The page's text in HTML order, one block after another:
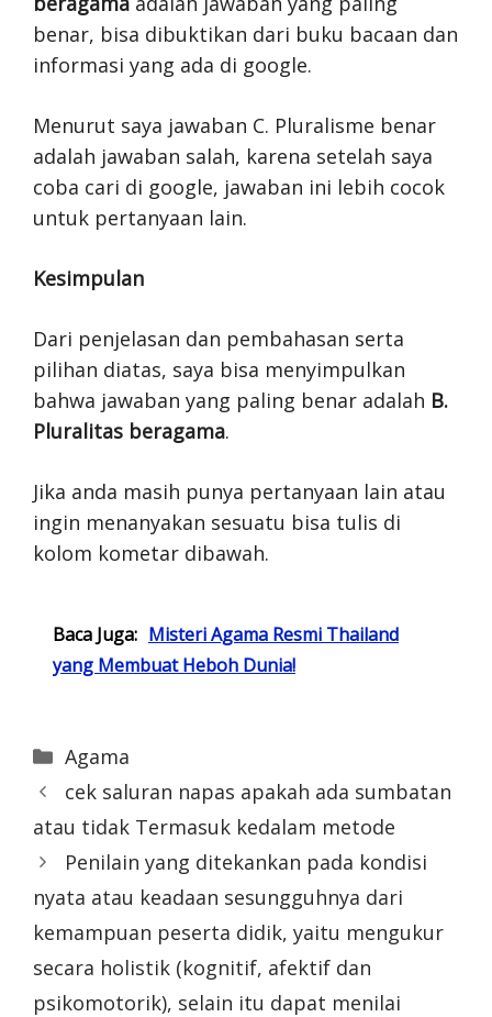
benar, bisa dibuktikan dari buku bacaan dan
informasi yang ada di google.
Menurut saya jawaban C. Pluralisme benar
adalah jawaban salah, karena setelah saya
coba cari di google, jawaban ini lebih cocok
untuk pertanyaan lain.
Kesimpulan
Dari penjelasan dan pembahasan serta
pilihan diatas, saya bisa menyimpulkan
bahwa jawaban yang paling benar adalah B.
Pluralitas beragama.
Jika anda masih punya pertanyaan lain atau
ingin menanyakan sesuatu bisa tulis di
kolom kometar dibawah.
Baca Juga: Misteri Agama Resmi Thailand
yang Membuat Heboh Dunia!
Categories
Agama
cek saluran napas apakah ada sumbatan
atau tidak Termasuk kedalam metode
Penilain yang ditekankan pada kondisi
nyata atau keadaan sesungguhnya dari
kemampuan peserta didik, yaitu mengukur
secara holistik (kognitif, afektif dan
psikomotorik), selain itu dapat menilai